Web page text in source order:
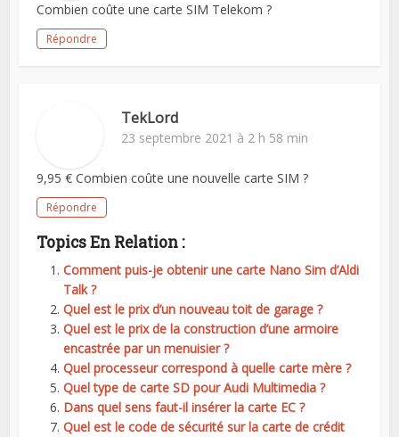
Combien coûte une carte SIM Telekom ?
Répondre
TekLord
23 septembre 2021 à 2 h 58 min
9,95 € Combien coûte une nouvelle carte SIM ?
Répondre
Topics En Relation :
Comment puis-je obtenir une carte Nano Sim d’Aldi
Talk ?
Quel est le prix d’un nouveau toit de garage ?
Quel est le prix de la construction d’une armoire
encastrée par un menuisier ?
Quel processeur correspond à quelle carte mère ?
Quel type de carte SD pour Audi Multimedia ?
Dans quel sens faut-il insérer la carte EC ?
Quel est le code de sécurité sur la carte de crédit